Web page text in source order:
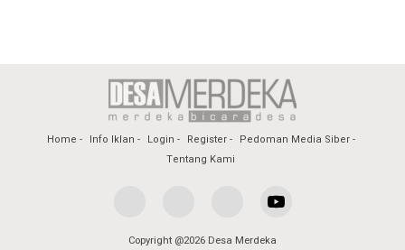
Home Info Iklan Login Register
Pedoman Media Siber
Tentang Kami
Copyright @2026 Desa Merdeka